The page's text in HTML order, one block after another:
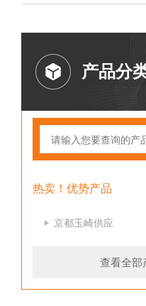
产品分
热卖！优势产品
京都玉崎供应
查看全部